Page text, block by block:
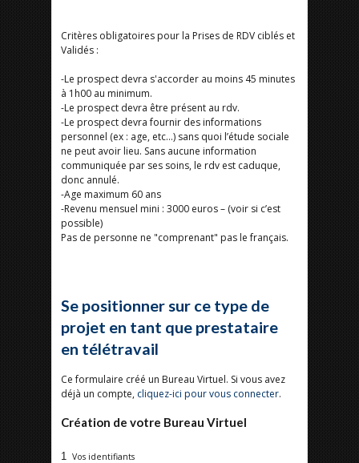
Critères obligatoires pour la Prises de RDV ciblés et
Validés :
-Le prospect devra s'accorder au moins 45 minutes
à 1h00 au minimum.
-Le prospect devra être présent au rdv.
-Le prospect devra fournir des informations
personnel (ex : age, etc…) sans quoi l’étude sociale
ne peut avoir lieu. Sans aucune information
communiquée par ses soins, le rdv est caduque,
donc annulé.
-Age maximum 60 ans
-Revenu mensuel mini : 3000 euros – (voir si c’est
possible)
Pas de personne ne "comprenant" pas le français.
Se positionner sur ce type de
projet en tant que prestataire
en télétravail
Ce formulaire créé un Bureau Virtuel. Si vous avez
déjà un compte, cliquez-ici pour vous connecter.
Création de votre Bureau Virtuel
1 Vos identifiants